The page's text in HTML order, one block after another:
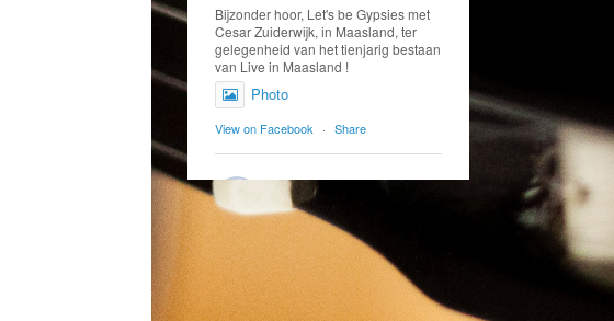
Bijzonder hoor, Let's be Gypsies met
Cesar Zuiderwijk, in Maasland, ter
gelegenheid van het tienjarig bestaan
van Live in Maasland !
Photo
View on Facebook · Share
Live in Maasland
4 months ago
En ook in de drukwerk versie van
het Nieuwsblad Midden-Delfland
neemt ons 10-jarig jubileum een
halve pagina in beslag.